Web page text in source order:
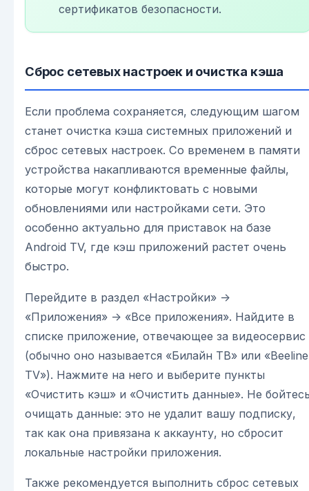
сертификатов безопасности.
Сброс сетевых настроек и очистка кэша
Если проблема сохраняется, следующим шагом
станет очистка кэша системных приложений и
сброс сетевых настроек. Со временем в памяти
устройства накапливаются временные файлы,
которые могут конфликтовать с новыми
обновлениями или настройками сети. Это
особенно актуально для приставок на базе
Android TV, где кэш приложений растет очень
быстро.
Перейдите в раздел «Настройки» ->
«Приложения» -> «Все приложения». Найдите в
списке приложение, отвечающее за видеосервис
(обычно оно называется «Билайн ТВ» или «Beeline
TV»). Нажмите на него и выберите пункты
«Очистить кэш» и «Очистить данные». Не
очищать данные: это не удалит вашу подписку,
так как она привязана к аккаунту, но сбросит
локальные настройки приложения.
Также рекомендуется выполнить сброс сетевых